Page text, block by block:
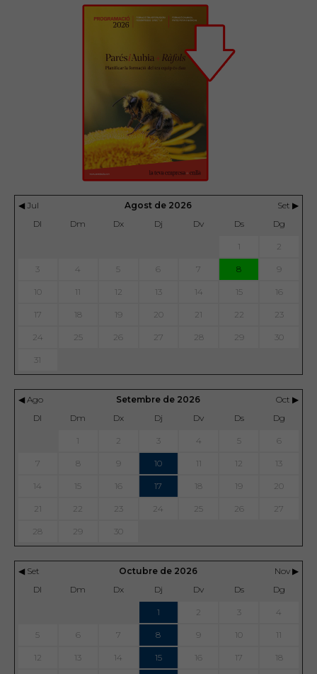
◀ Jul Agost de 2026
Set ▶
Dl
Dm Dx Dj Dv Ds Dg
1 2
3 4 5 6 7 8 9
10 11 12 13 14 15 16
17 18 19 20 21 22 23
24 25 26 27 28 29 30
31
◀ Ago Setembre de 2026
Oct ▶
Dl
Dm Dx Dj Dv Ds Dg
1 2 3 4 5 6
7 8 9 10 11 12 13
14 15 16 17 18 19 20
21 22 23 24 25 26 27
28 29 30
◀ Set Octubre de 2026
Nov ▶
Dl
Dm Dx Dj Dv Ds Dg
1 2 3 4
5 6 7 8 9 10 11
12 13 14 15 16 17 18